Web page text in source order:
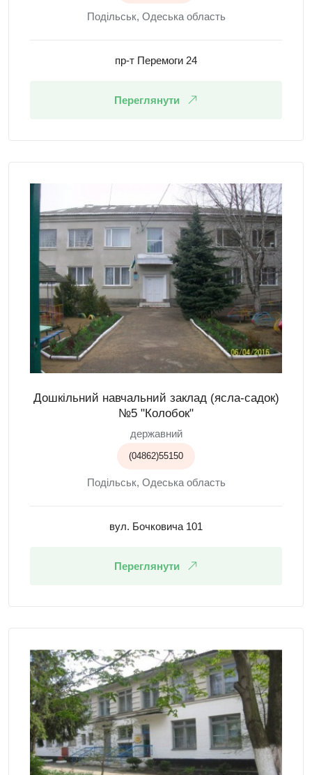
Подільськ, Одеська область
пр-т Перемоги 24
Переглянути
Дошкільний навчальний заклад (ясла-садок)
№5 "Колобок"
державний
(04862)55150
Подільськ, Одеська область
вул. Бочковича 101
Переглянути